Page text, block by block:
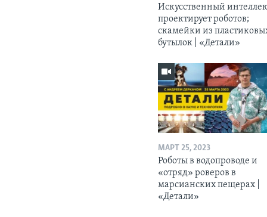
Искусственный
проектирует роботов;
скамейки из
бутылок | «Детали»
МАРТ 25, 2023
Роботы в водопроводе и
«отряд» роверов в
марсианских пещерах |
«Детали»